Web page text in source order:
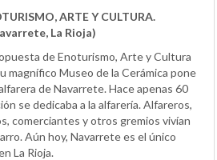
ARTE Y CULTURA.
La Rioja)
de Enoturismo, Arte y Cultura
magnífico Museo de la Cerámica pone
de Navarrete. Hace apenas 60
se dedicaba a la alfarería. Alfareros,
comerciantes y otros gremios vivían
Aún hoy, Navarrete es el único
La Rioja.